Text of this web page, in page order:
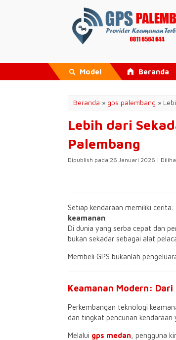
Model Beranda
Beranda » gps palembang »
Lebih dari
Palembang
Dipublish pada 26 Januari 2026 |
Setiap kendaraan memiliki
keamanan
Di dunia yang serba cepat dan
bukan sekadar sebagai alat
Membeli GPS bukanlah
Keamanan Modern: Dari
Perkembangan teknologi
dan tingkat pencurian
Melalui gps medan , pengguna